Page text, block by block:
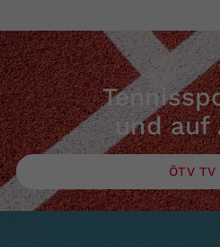
und auf
ÖTV TV